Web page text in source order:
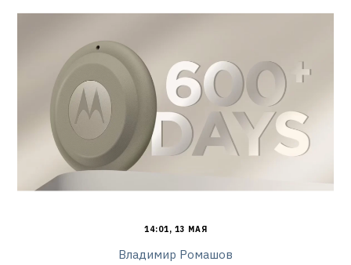
14:01, 13 МАЯ
Владимир Ромашов